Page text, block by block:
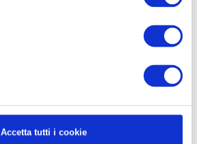
Accetta tutti i cookie